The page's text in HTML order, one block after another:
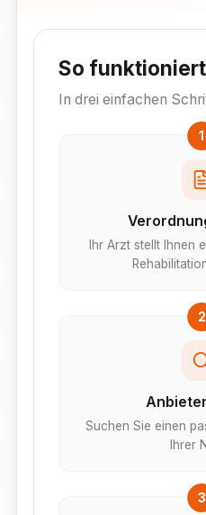
So
In drei einfachen
1
Ihr Arzt stellt Ihnen
2
Suchen Sie einen
Ihrer
3